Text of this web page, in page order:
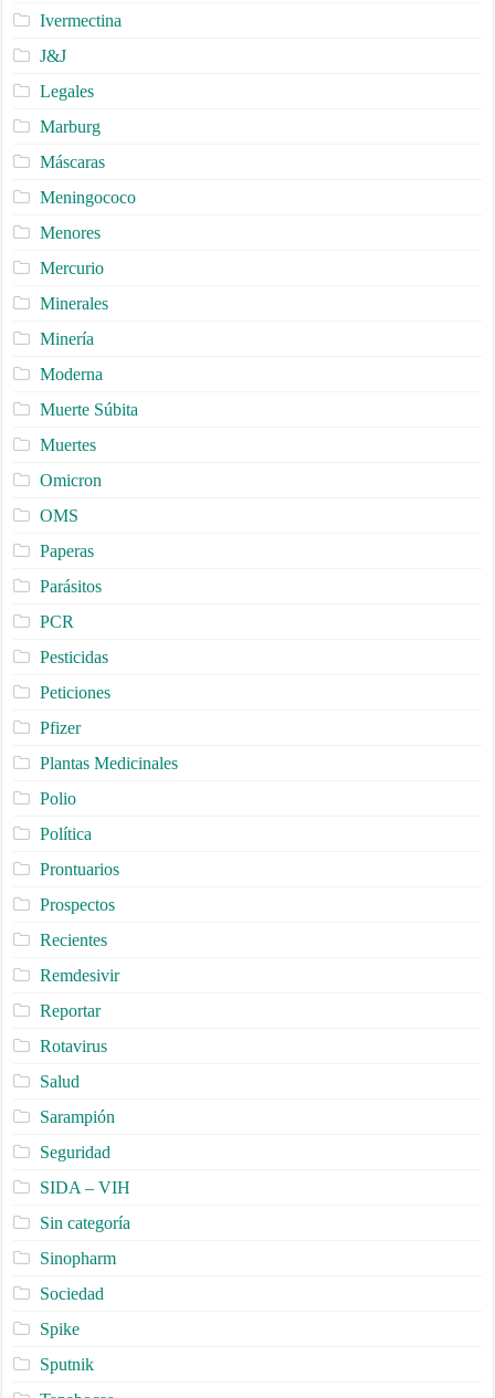
Ivermectina
J&J
Legales
Marburg
Máscaras
Meningococo
Menores
Mercurio
Minerales
Minería
Moderna
Muerte Súbita
Muertes
Omicron
OMS
Paperas
Parásitos
PCR
Pesticidas
Peticiones
Pfizer
Plantas Medicinales
Polio
Política
Prontuarios
Prospectos
Recientes
Remdesivir
Reportar
Rotavirus
Salud
Sarampión
Seguridad
SIDA – VIH
Sin categoría
Sinopharm
Sociedad
Spike
Sputnik